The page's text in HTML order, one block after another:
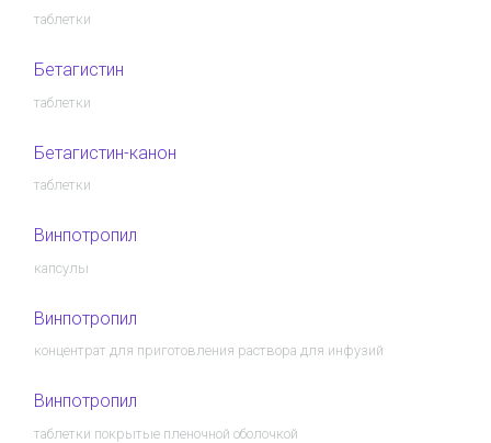
таблетки
Бетагистин
таблетки
Бетагистин-канон
таблетки
Винпотропил
капсулы
Винпотропил
концентрат для приготовления раствора для инфузий
Винпотропил
таблетки покрытые пленочной оболочкой